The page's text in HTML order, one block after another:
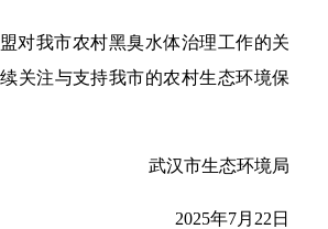
对我市农村黑臭水体治理工作的关
关注与支持我市的农村生态环境保
武汉市生态环境局
2025年7月22日